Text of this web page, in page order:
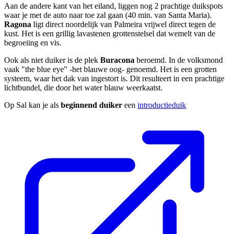
Aan de andere kant van het eiland, liggen nog 2 prachtige duikspots
waar je met de auto naar toe zal gaan (40 min. van Santa Maria).
Ragona ligt direct noordelijk van Palmeira vrijwel direct tegen de
kust. Het is een grillig lavastenen grottenstelsel dat wemelt van de
begroeiing en vis.
Ook als niet duiker is de plek Buracona beroemd. In de volksmond
vaak "the blue eye" -het blauwe oog- genoemd. Het is een grotten
systeem, waar het dak van ingestort is. Dit resulteert in een prachtige
lichtbundel, die door het water blauw weerkaatst.
Op Sal kan je als beginnend duiker een introductieduik